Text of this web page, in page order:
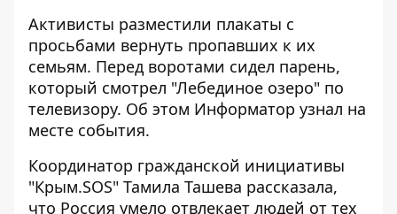
Активисты разместили плакаты с
просьбами вернуть пропавших к их
семьям. Перед воротами сидел парень,
который смотрел "Лебединое озеро" по
телевизору. Об этом Информатор узнал на
месте события.
Координатор гражданской инициативы
"Крым.SOS" Тамила Ташева рассказала,
что Россия умело отвлекает людей от тех